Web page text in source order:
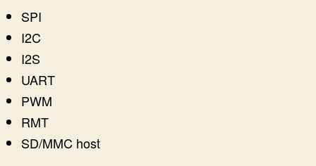
SPI
I2C
I2S
UART
PWM
RMT
SD/MMC host